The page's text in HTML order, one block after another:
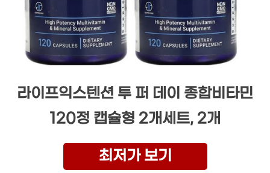
라이프익스텐션 투 퍼 데이 종합비타민
120정 캡슐형 2개세트, 2개
최저가 보기